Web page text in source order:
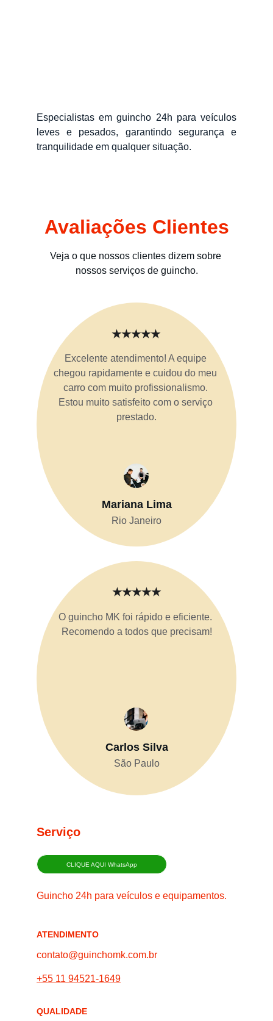
Especialistas em guincho 24h para veículos
leves e pesados, garantindo segurança e
tranquilidade em qualquer situação.
Avaliações Clientes
Veja o que nossos clientes dizem sobre
nossos serviços de guincho.
O guincho MK foi rápido e eficiente.
Recomendo a todos que precisam!
Carlos Silva
São Paulo
Excelente atendimento! A equipe
chegou rapidamente e cuidou do meu
carro com muito profissionalismo.
Estou muito satisfeito com o serviço
prestado.
Mariana Lima
Rio Janeiro
★★★★★
★★★★★
Serviço
Guincho 24h para veículos e equipamentos.
ATENDIMENTO
QUALIDADE
contato@guinchomk.com.br
+55 11 94521-1649
CLIQUE AQUI WhatsApp